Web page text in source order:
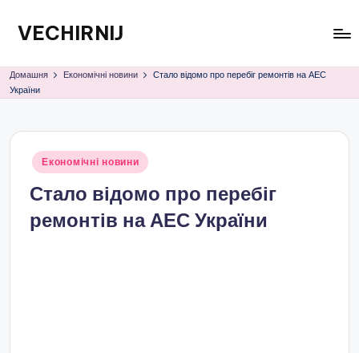
Перейти
вмісту
VECHIRNIJ
Домашня Економічні новини
Стало відомо про перебіг ремонтів на АЕС
України
Опубліковано
Економічні новини
Стало відомо про перебіг
ремонтів на АЕС України